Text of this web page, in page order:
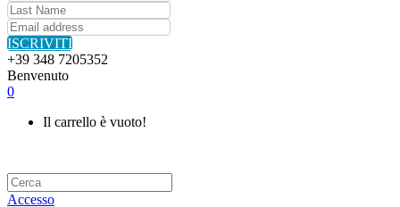
ISCRIVITI
+39 348 7205352
Benvenuto
0
Il carrello è vuoto!
Accesso